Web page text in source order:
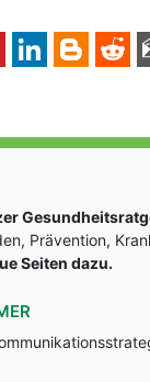
Prävention,
Seiten dazu.